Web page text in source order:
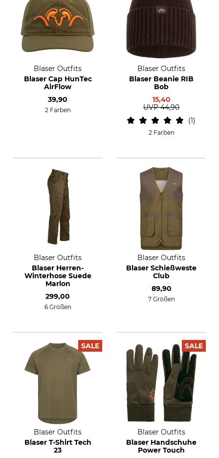
Blaser Outfits
Blaser Cap HunTec
AirFlow
39,90
2 Farben
Blaser Outfits
Blaser Beanie RIB
Bob
15,40
UVP 44,90
1
2 Farben
Blaser Outfits
Blaser Herren-
Winterhose Suede
Marlon
299,00
6 Größen
Blaser Outfits
Blaser Schießweste
Club
89,90
7 Größen
SALE
Blaser Outfits
Blaser T-Shirt Tech
23
SALE
Blaser Outfits
Blaser Handschuhe
Power Touch